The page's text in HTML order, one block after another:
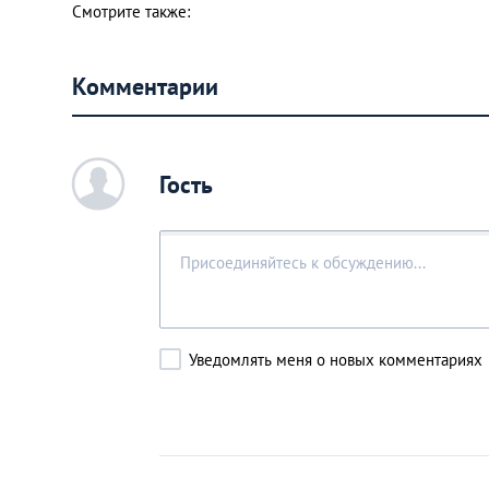
Смотрите также:
Комментарии
c Гость
Уведомлять меня о новых комментариях